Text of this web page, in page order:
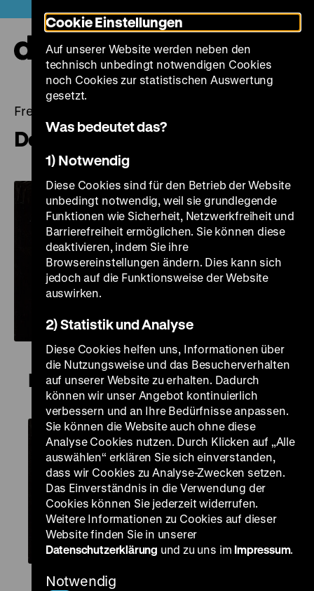
zum
Seiteninhalt
springen
Freitag, 07. April 2017, 18.30 - 00.00 Uhr
Der Unüberwindliche
Der Unüberwindliche
Cookie Einstellungen
Auf unserer Website werden neben den
technisch unbedingt notwendigen Cookies
noch Cookies zur statistischen Auswertung
gesetzt.
Was bedeutet das?
1) Notwendig
Diese Cookies sind für den Betrieb der Website
unbedingt notwendig, weil sie grundlegende
Funktionen wie Sicherheit, Netzwerkfreiheit und
Barrierefreiheit ermöglichen. Sie können diese
deaktivieren, indem Sie ihre
Browsereinstellungen ändern. Dies kann sich
jedoch auf die Funktionsweise der Website
auswirken.
2) Statistik und Analyse
Diese Cookies helfen uns, Informationen über
die Nutzungsweise und das Besucherverhalten
auf unserer Website zu erhalten. Dadurch
können wir unser Angebot kontinuierlich
verbessern und an Ihre Bedürfnisse anpassen.
Sie können die Website auch ohne diese
Analyse Cookies nutzen. Durch Klicken auf „Alle
auswählen“ erklären Sie sich einverstanden,
dass wir Cookies zu Analyse-Zwecken setzen.
Das Einverständnis in die Verwendung der
Cookies können Sie jederzeit widerrufen.
Weitere Informationen zu Cookies auf dieser
Website finden Sie in unserer
Datenschutzerklärung und zu uns im Impressum.
Notwendig